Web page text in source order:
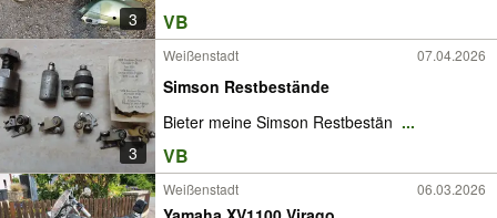
3 VB
3
Weißenstadt 07.04.2026
Simson Restbestände
Bieter meine Simson Restbestän ...
VB
Weißenstadt 06.03.2026